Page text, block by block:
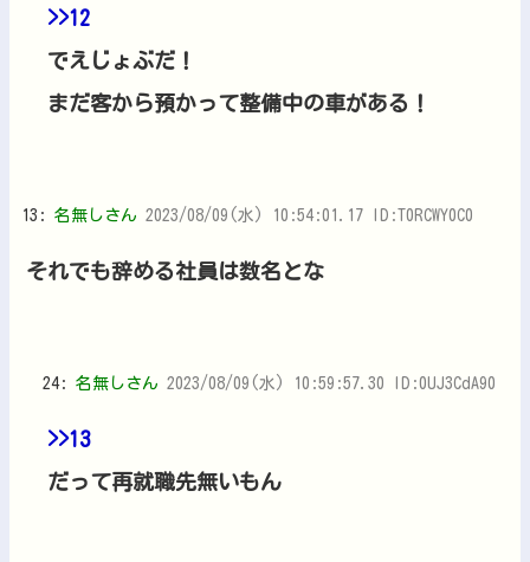
>>12
でえじょぶだ！
まだ客から預かって整備中の車がある！
13: 名無しさん 2023/08/09(水) 10:54:01.17 ID:T0RCWY0C0
それでも辞める社員は数名とな
24: 名無しさん 2023/08/09(水) 10:59:57.30 ID:0UJ3CdA90
>>13
だって再就職先無いもん